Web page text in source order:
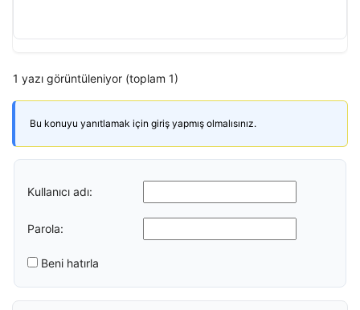
1 yazı görüntüleniyor (toplam 1)
Bu konuyu yanıtlamak için giriş yapmış olmalısınız.
Kullanıcı adı:
Parola:
Beni hatırla